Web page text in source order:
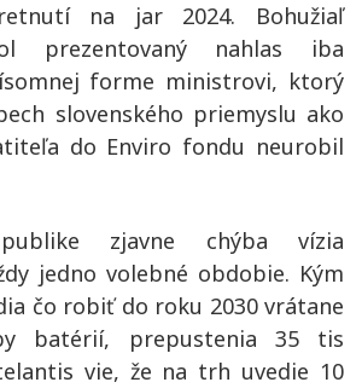
na jar 2024. Bohužiaľ
prezentovaný nahlas iba
forme ministrovi, ktorý
slovenského priemyslu ako
do Enviro fondu neurobil
zjavne chýba vízia
jedno volebné obdobie. Kým
čo robiť do roku 2030 vrátane
batérií, prepustenia 35 tis
vie, že na trh uvedie 10